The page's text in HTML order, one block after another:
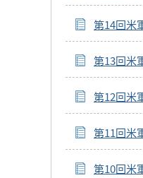
第14回米
第13回米
第12回米
第11回米
第10回米